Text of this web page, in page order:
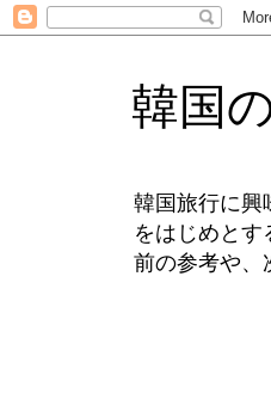
韓国
韓国旅行に興
をはじめと
前の参考や、